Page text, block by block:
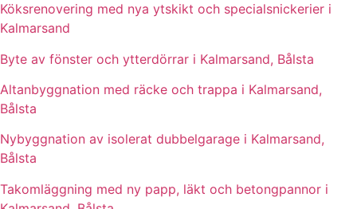
Köksrenovering med nya ytskikt och specialsnickerier i
Kalmarsand
Byte av fönster och ytterdörrar i Kalmarsand, Bålsta
Altanbyggnation med räcke och trappa i Kalmarsand,
Bålsta
Nybyggnation av isolerat dubbelgarage i Kalmarsand,
Bålsta
Takomläggning med ny papp, läkt och betongpannor i